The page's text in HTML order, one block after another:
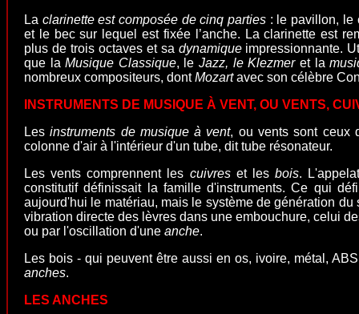
La clarinette est composée de cinq parties : le pavillon, le
et le bec sur lequel est fixée l’anche. La clarinette est
plus de trois octaves et sa dynamiqueimpressionnante.
que laMusique Classique, leJazz, leKlezmer et la
nombreux compositeurs, dontMozartavec son célèbre
INSTRUMENTS DE MUSIQUE À VENT, OU VENTS,
Lesinstruments de musique à vent, ouvents sont ceux
colonne d'air à l'intérieur d'un tube, dit tube résonateur.
Les vents comprennent les cuivreset les bois.
constitutif définissait la famille d'instruments. Ce qui
aujourd'hui le matériau, mais le système de génération
vibration directe des lèvres dans une embouchure, celui
ou par l'oscillation d'une anche.
Les bois - qui peuvent être aussi en os, ivoire, métal,
anches.
LES ANCHES